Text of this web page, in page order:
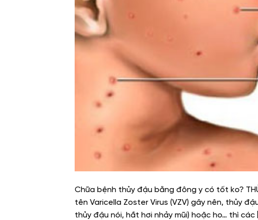
Chữa bệnh thủy đậu bằng đông y có tốt ko?
tên Varicella Zoster Virus (VZV) gây nên, thủy
thủy đậu nói, hắt hơi nhảy mũi) hoặc ho… thì các